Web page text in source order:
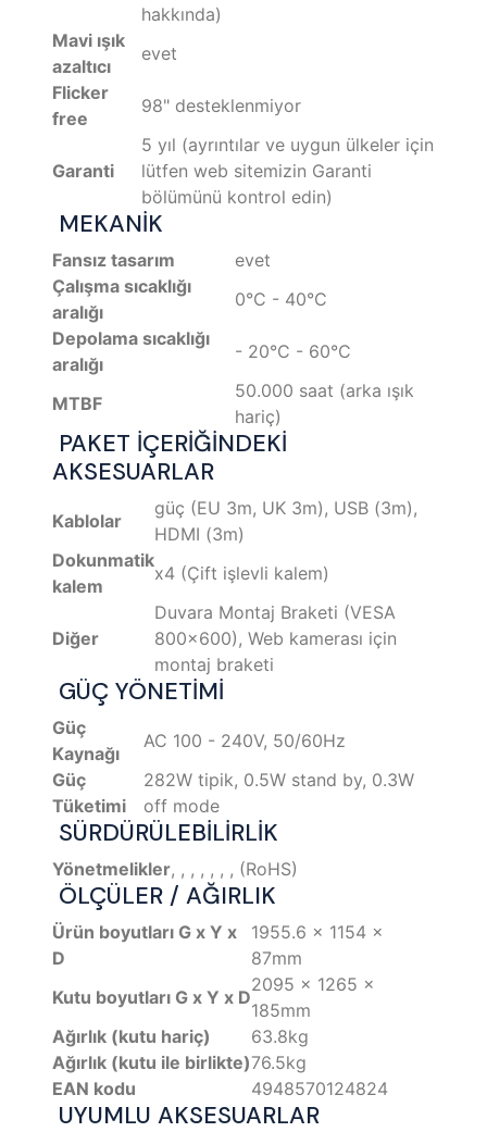
hakkında)
Mavi ışık
azaltıcı
evet
Flicker
free
98" desteklenmiyor
Garanti
5 yıl (ayrıntılar ve uygun ülkeler için
lütfen web sitemizin Garanti
bölümünü kontrol edin)
MEKANİK
Fansız tasarım
evet
Çalışma sıcaklığı
aralığı
0°C - 40°C
Depolama sıcaklığı
aralığı
- 20°C - 60°C
MTBF
50.000 saat (arka ışık
hariç)
PAKET İÇERİĞİNDEKİ
AKSESUARLAR
Kablolar
güç (EU 3m, UK 3m), USB (3m),
HDMI (3m)
Dokunmatik
kalem
x4 (Çift işlevli kalem)
Diğer
Duvara Montaj Braketi (VESA
800x600), Web kamerası için
montaj braketi
GÜÇ YÖNETİMİ
Güç
Kaynağı
AC 100 - 240V, 50/60Hz
Güç
Tüketimi
282W tipik, 0.5W stand by, 0.3W
off mode
SÜRDÜRÜLEBİLİRLİK
Yönetmelikler, , , , , , , (RoHS)
ÖLÇÜLER / AĞIRLIK
Ürün boyutları G x Y x
D
1955.6 x 1154 x
87mm
Kutu boyutları G x Y x D
2095 x 1265 x
185mm
Ağırlık (kutu hariç)
63.8kg
Ağırlık (kutu ile birlikte)76.5kg
EAN kodu
4948570124824
UYUMLU AKSESUARLAR